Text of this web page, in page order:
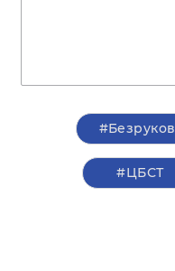
#Безруков
#ЦБСТ